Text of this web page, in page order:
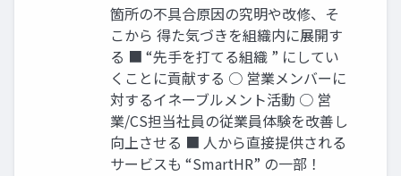
箇所の不具合原因の究明や改修、そ
こから 得た気づきを組織内に展開す
る ■ “先手を打てる組織 ” にしてい
くことに貢献する ○ 営業メンバーに
対するイネーブルメント活動 ○ 営
業/CS担当社員の従業員体験を改善し
向上させる ■ 人から直接提供される
サービスも “SmartHR” の一部！